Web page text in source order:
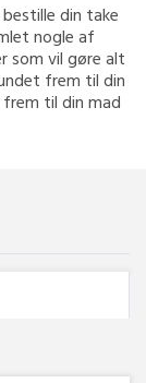
din take
nogle af
som vil gøre alt
frem til din
til din mad